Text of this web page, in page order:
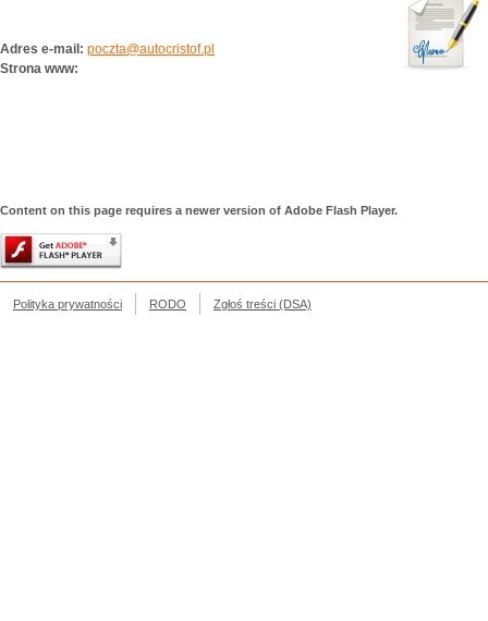
Adres e-mail: poczta@autocristof.pl
Strona www:
Content on this page requires a newer version of Adobe Flash Player.
Polityka prywatności RODO Zgłoś treści (DSA)